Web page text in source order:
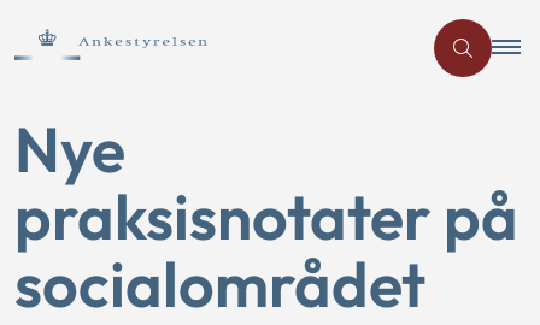
Nye
praksisnotater på
socialområdet